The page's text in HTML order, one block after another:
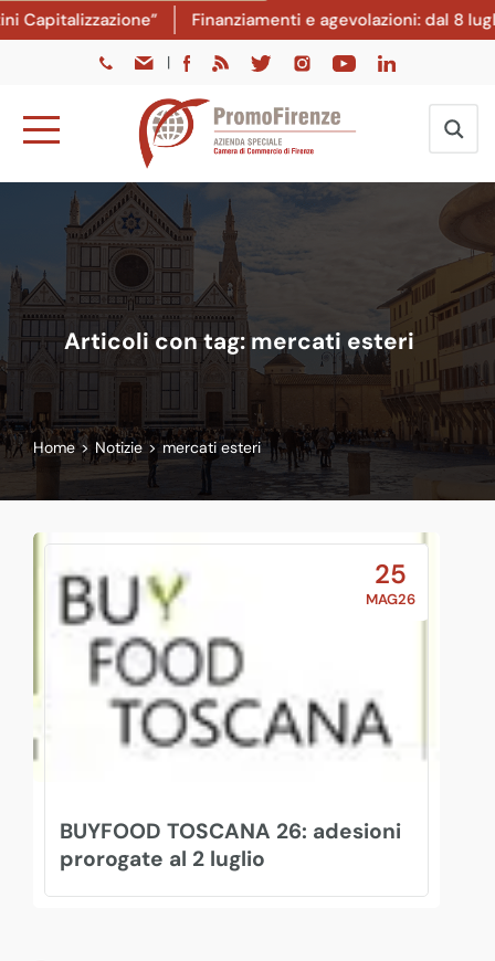
Finanziamenti e agevolazioni: dal 8 luglio le
|
Articoli con tag: mercati esteri
Home > Notizie > mercati esteri
25
MAG26
BUYFOOD TOSCANA 26: adesioni
prorogate al 2 luglio